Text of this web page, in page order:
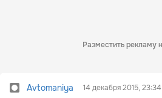
Разместить рекламу
Avtomaniya 14 декабря 2015, 23:34